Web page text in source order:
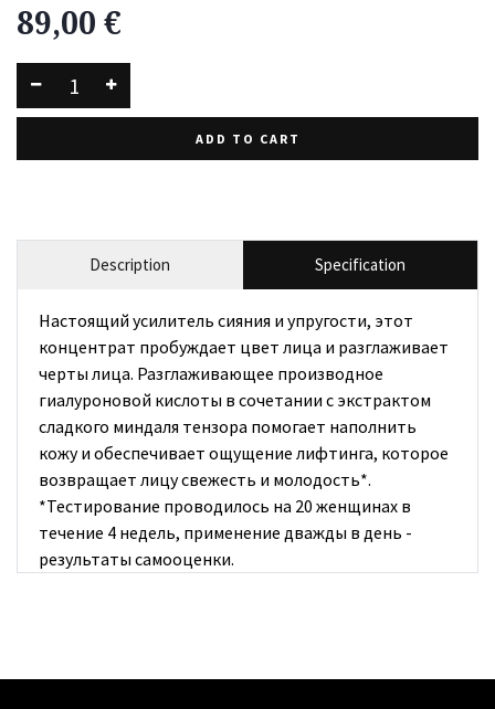
89,00 €
ADD TO CART
Description Specification
Настоящий усилитель сияния и упругости, этот
концентрат пробуждает цвет лица и разглаживает
черты лица. Разглаживающее производное
гиалуроновой кислоты в сочетании с экстрактом
сладкого миндаля тензора помогает наполнить
кожу и обеспечивает ощущение лифтинга, которое
возвращает лицу свежесть и молодость*.
*Тестирование проводилось на 20 женщинах в
течение 4 недель, применение дважды в день -
результаты самооценки.